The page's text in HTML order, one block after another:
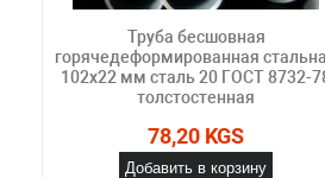
Труба бесшовная
горячедеформированная
102х22 мм сталь 20 ГОСТ 8732-
толстостенная
78,20 KGS
Добавить в корзину